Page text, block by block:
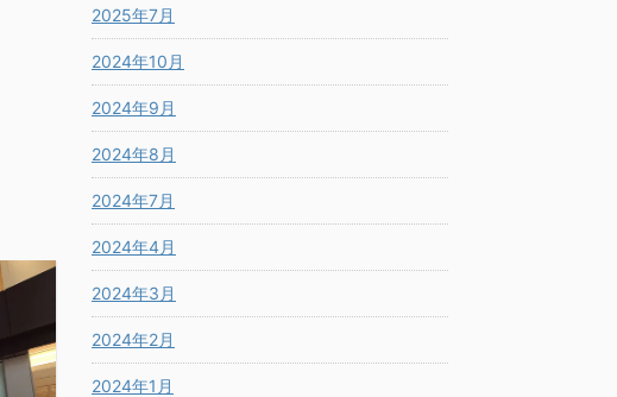
2025年7月
2024年10月
2024年9月
2024年8月
2024年7月
2024年4月
2024年3月
2024年2月
2024年1月